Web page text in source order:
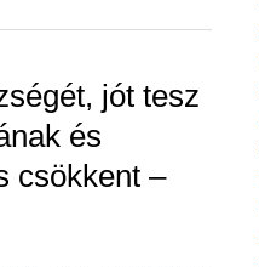
jót tesz
és
csökkent –